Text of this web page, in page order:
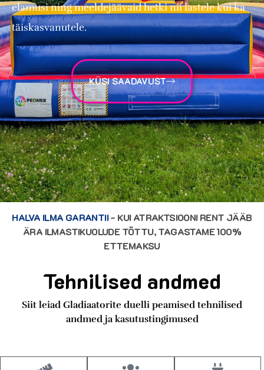
elamusi ning meeldejäävaid hetki nii lastele kui ka
täiskasvanutele.
KÜSI SAADAVUST
HALVA ILMA GARANTII- KUI ATRAKTSIOONI RENT JÄÄB
ÄRA ILMASTIKUOLUDE TÕTTU, TAGASTAME 100%
ETTEMAKSU
Tehnilised andmed
Siit leiad Gladiaatorite duelli peamised tehnilised
andmed ja kasutustingimused